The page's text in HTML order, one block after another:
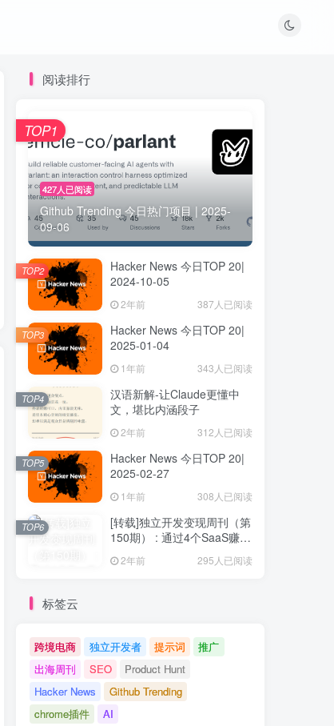
阅读排行
427人已阅读
Github Trending 今日热门项目 | 2025-
09-06
TOP1
Hacker News 今日TOP 20|
2024-10-05
2年前 387人已阅读
TOP2
Hacker News 今日TOP 20|
2025-01-04
1年前 343人已阅读
TOP3
汉语新解-让Claude更懂中
文，堪比内涵段子
2年前 312人已阅读
TOP4
Hacker News 今日TOP 20|
2025-02-27
1年前 308人已阅读
TOP5
[转载]独立开发变现周刊（第
150期） : 通过4个SaaS赚取
2年前 295人已阅读
TOP6
标签云
跨境电商 独立开发者 提示词
推广
出海周刊
SEO
Product Hunt
Hacker News
Github Trending
chrome插件
AI